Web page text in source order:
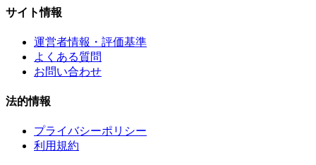
サイト情報
運営者情報・評価基準
よくある質問
お問い合わせ
法的情報
プライバシーポリシー
利用規約